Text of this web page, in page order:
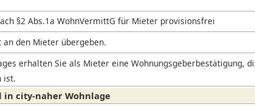
§2 Abs.1a WohnVermittG für Mieter provisionsfrei
den Mieter übergeben.
erhalten Sie als Mieter eine Wohnungsgeberbestätigung,
ist.
city-naher Wohnlage